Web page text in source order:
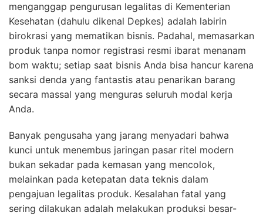
menganggap pengurusan legalitas di Kementerian
Kesehatan (dahulu dikenal Depkes) adalah labirin
birokrasi yang mematikan bisnis. Padahal, memasarkan
produk tanpa nomor registrasi resmi ibarat menanam
bom waktu; setiap saat bisnis Anda bisa hancur karena
sanksi denda yang fantastis atau penarikan barang
secara massal yang menguras seluruh modal kerja
Anda.
Banyak pengusaha yang jarang menyadari bahwa
kunci untuk menembus jaringan pasar ritel modern
bukan sekadar pada kemasan yang mencolok,
melainkan pada ketepatan data teknis dalam
pengajuan legalitas produk. Kesalahan fatal yang
sering dilakukan adalah melakukan produksi besar-